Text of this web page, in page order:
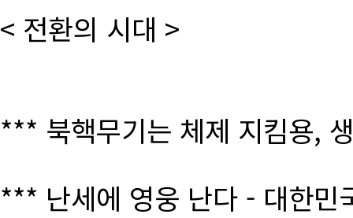
< 전환의 시대 >
*** 북핵무기는 체제 지킴용,
*** 난세에 영웅 난다 - 대한